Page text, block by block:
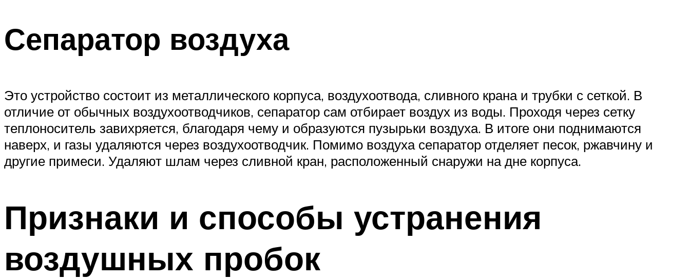
Сепаратор воздуха
Это устройство состоит из металлического корпуса, воздухоотвода, сливного крана и трубки с сеткой. В
отличие от обычных воздухоотводчиков, сепаратор сам отбирает воздух из воды. Проходя через сетку
теплоноситель завихряется, благодаря чему и образуются пузырьки воздуха. В итоге они поднимаются
наверх, и газы удаляются через воздухоотводчик. Помимо воздуха сепаратор отделяет песок, ржавчину и
другие примеси. Удаляют шлам через сливной кран, расположенный снаружи на дне корпуса.
Признаки и способы устранения
воздушных пробок